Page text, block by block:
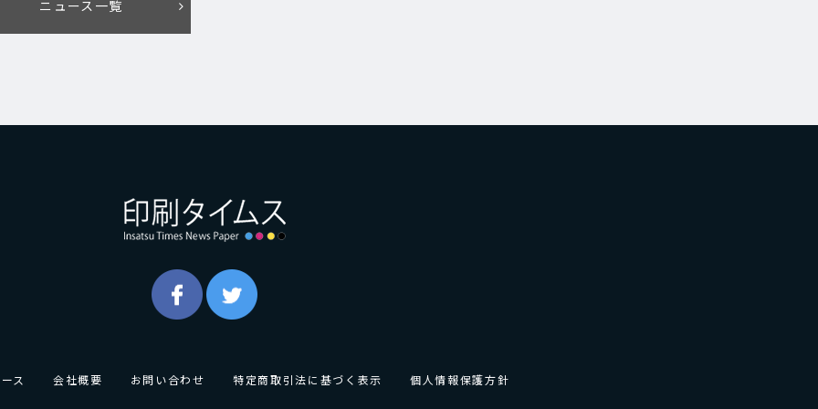
ニュース一覧
ス 会社概要 お問い合わせ 特定商取引法に基づく表示 個人情報保護方針